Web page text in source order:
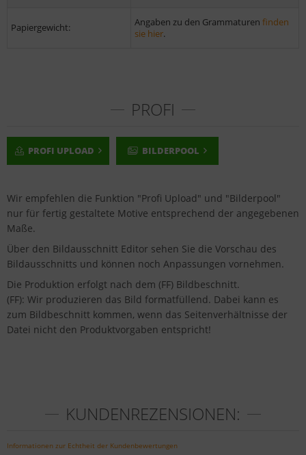
Papiergewicht: Angaben zu den Grammaturen finden
sie hier.
PROFI
PROFI UPLOAD BILDERPOOL
Wir empfehlen die Funktion "Profi Upload" und "Bilderpool"
nur für fertig gestaltete Motive entsprechend der angegebenen
Maße.
Über den Bildausschnitt Editor sehen Sie die Vorschau des
Bildausschnitts und können noch Anpassungen vornehmen.
Die Produktion erfolgt nach dem (FF) Bildbeschnitt.
(FF): Wir produzieren das Bild formatfüllend. Dabei kann es
zum Bildbeschnitt kommen, wenn das Seitenverhältnisse der
Datei nicht den Produktvorgaben entspricht!
KUNDENREZENSIONEN:
Informationen zur Echtheit der Kundenbewertungen